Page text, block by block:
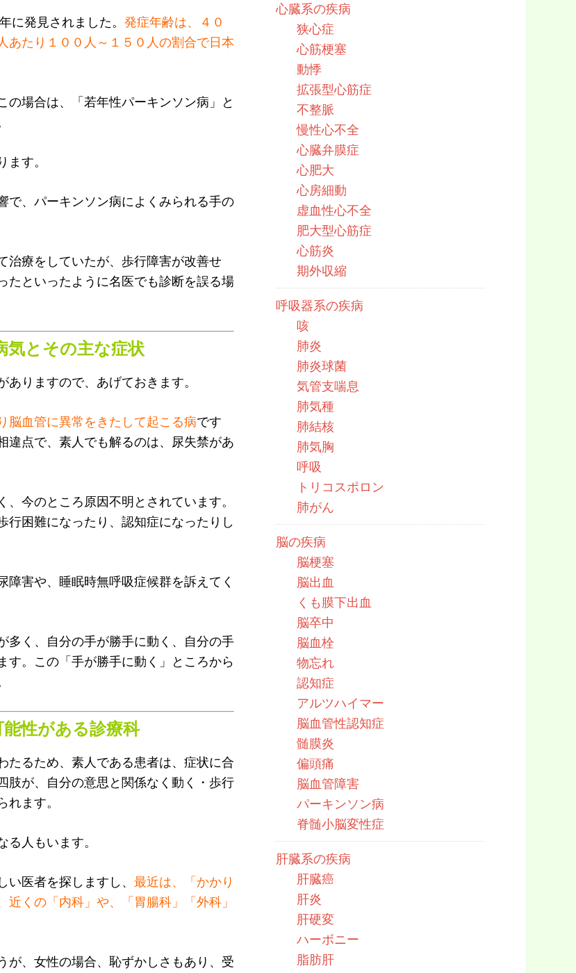
に発見されました。 発症年齢は、４０
あたり１００人～１５０人の割合で日本
の場合は、「若年性パーキンソン病」と
す。
で、パーキンソン病によくみられる手の
治療をしていたが、歩行障害が改善せ
たといったように名医でも診断を誤る場
気とその主な症状
りますので、あげておきます。
脳血管に異常をきたして起こる病です
違点で、素人でも解るのは、尿失禁があ
、今のところ原因不明とされています。
困難になったり、認知症になったりし
障害や、睡眠時無呼吸症候群を訴えてく
多く、自分の手が勝手に動く、自分の手
す。この「手が勝手に動く」ところから
性がある診療科
たるため、素人である患者は、症状に合
肢が、自分の意思と関係なく動く・歩行
ます。
人もいます。
医者を探しますし、 最近は、「かかり
くの「内科」や、「胃腸科」「外科」
が、女性の場合、恥ずかしさもあり、受
心臓系の疾病
狭心症
心筋梗塞
動悸
拡張型心筋症
不整脈
慢性心不全
心臓弁膜症
心肥大
心房細動
虚血性心不全
肥大型心筋症
心筋炎
期外収縮
呼吸器系の疾病
咳
肺炎
肺炎球菌
気管支喘息
肺気種
肺結核
肺気胸
呼吸
トリコスポロン
肺がん
脳の疾病
脳梗塞
脳出血
くも膜下出血
脳卒中
脳血栓
物忘れ
認知症
アルツハイマー
脳血管性認知症
髄膜炎
偏頭痛
脳血管障害
パーキンソン病
脊髄小脳変性症
肝臓系の疾病
肝臓癌
肝炎
肝硬変
ハーボニー
脂肪肝